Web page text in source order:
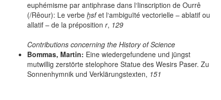
euphémisme par antiphrase dans l‘Iinscription de Ourrê
(/Rêour): Le verbe ḫsfet l‘ambiguïté vectorielle – ablatif ou
allatif – de la préposition r, 129
Contributions concerning the History of Science
Bommas, Martin: Eine wiedergefundene und jüngst
mutwillig zerstörte stelophore Statue des Wesirs Paser. Zu
Sonnenhymnik und Verklärungstexten, 151